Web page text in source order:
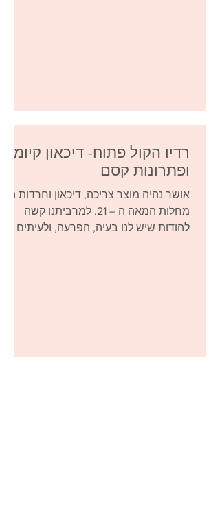
רדיו הקול פתוח- דיכאון קיומי
ופתרונות קסם
אושר נהיה מוצר צריכה, דיכאון וחרדות הם
מחלות המאה ה – 21. למרביתנו קשה
להודות שיש לנו בעיה, הפרעה, ולעיתים אף